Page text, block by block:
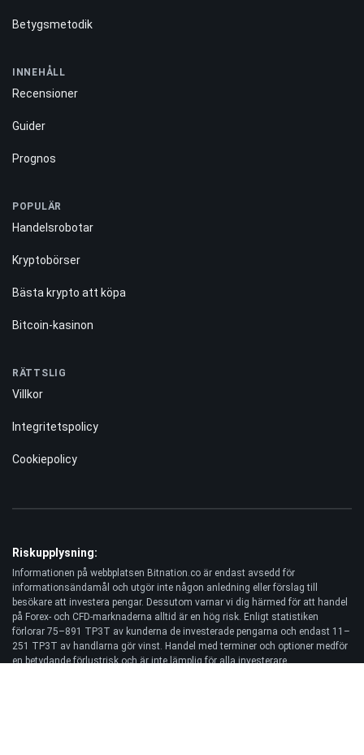
Betygsmetodik
INNEHÅLL
Recensioner
Guider
Prognos
POPULÄR
Handelsrobotar
Kryptobörser
Bästa krypto att köpa
Bitcoin-kasinon
RÄTTSLIG
Villkor
Integritetspolicy
Cookiepolicy
Riskupplysning:
Informationen på webbplatsen Bitnation.co är endast avsedd för
informationsändamål och utgör inte någon anledning eller förslag till
besökare att investera pengar. Dessutom varnar vi dig härmed för att handel
på Forex- och CFD-marknaderna alltid är en hög risk. Enligt statistiken
förlorar 75–891 TP3T av kunderna de investerade pengarna och endast 11–
251 TP3T av handlarna gör vinst. Handel med terminer och optioner medför
en betydande förlustrisk och är inte lämplig för alla investerare.